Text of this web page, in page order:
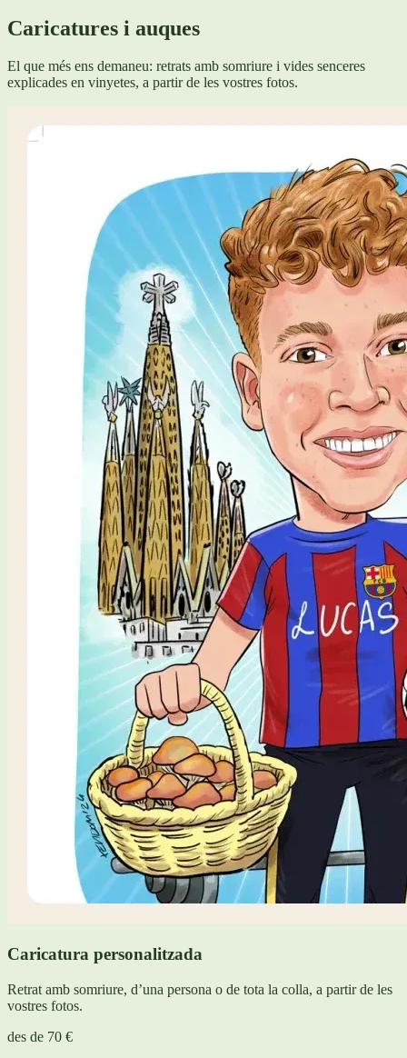
Caricatures i auques
El que més ens demaneu: retrats amb somriure i vides senceres
explicades en vinyetes, a partir de les vostres fotos.
Caricatura personalitzada
Retrat amb somriure, d’una persona o de tota la colla, a partir de les
vostres fotos.
des de 70 €